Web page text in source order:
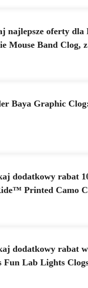
najlepsze oferty
Mouse Band Clog,
Baya Graphic
dodatkowy rabat
Printed Camo
dodatkowy rabat
Fun Lab Lights